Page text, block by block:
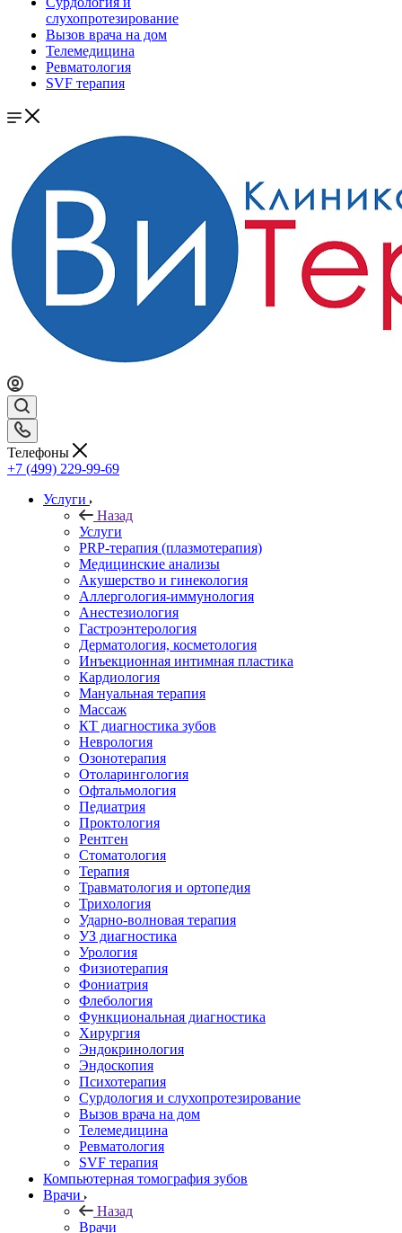
слухопротезирование
Вызов врача на дом
Телемедицина
Ревматология
SVF терапия
Телефоны
+7 (499) 229-99-69
Услуги
Назад
Услуги
PRP-терапия (плазмотерапия)
Медицинские анализы
Акушерство и гинекология
Аллергология-иммунология
Анестезиология
Гастроэнтерология
Дерматология, косметология
Инъекционная интимная пластика
Кардиология
Мануальная терапия
Массаж
КТ диагностика зубов
Неврология
Озонотерапия
Отоларингология
Офтальмология
Педиатрия
Проктология
Рентген
Стоматология
Терапия
Травматология и ортопедия
Трихология
Ударно-волновая терапия
УЗ диагностика
Урология
Физиотерапия
Фониатрия
Флебология
Функциональная диагностика
Хирургия
Эндокринология
Эндоскопия
Психотерапия
Сурдология и слухопротезирование
Вызов врача на дом
Телемедицина
Ревматология
SVF терапия
Компьютерная томография зубов
Врачи
Назад
Врачи